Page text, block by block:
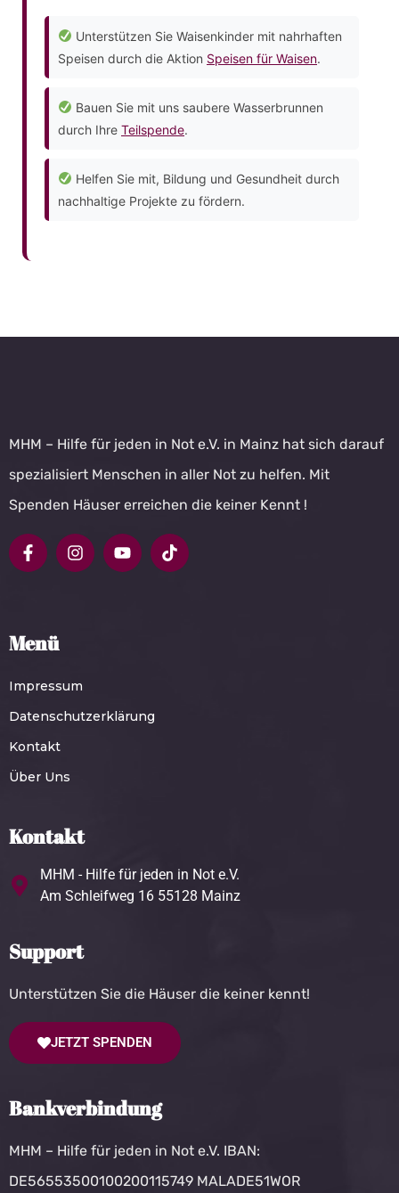
Unterstützen Sie Waisenkinder mit nahrhaften
Speisen durch die Aktion Speisen für Waisen.
Bauen Sie mit uns saubere Wasserbrunnen
durch Ihre Teilspende.
Helfen Sie mit, Bildung und Gesundheit durch
nachhaltige Projekte zu fördern.
MHM – Hilfe für jeden in Not e.V. in Mainz hat sich darauf
spezialisiert Menschen in aller Not zu helfen. Mit
Spenden Häuser erreichen die keiner Kennt !
Menü
Impressum
Datenschutzerklärung
Kontakt
Über Uns
Kontakt
MHM - Hilfe für jeden in Not e.V.
Am Schleifweg 16 55128 Mainz
Support
Unterstützen Sie die Häuser die keiner kennt!
JETZT SPENDEN
Bankverbindung
MHM – Hilfe für jeden in Not e.V. IBAN:
DE56553500100200115749 MALADE51WOR